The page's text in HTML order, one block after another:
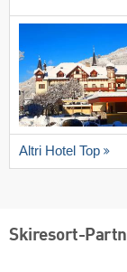
Altri Hotel Top
Skiresort-